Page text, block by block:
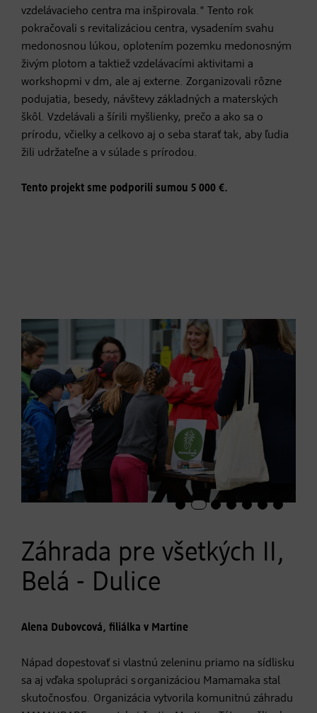
vzdelávacieho centra ma inšpirovala." Tento rok
pokračovali s revitalizáciou centra, vysadením svahu
medonosnou lúkou, oplotením pozemku medonosným
živým plotom a taktiež vzdelávacími aktivitami a
workshopmi v dm, ale aj externe. Zorganizovali rôzne
podujatia, besedy, návštevy základných a materských
škôl. Vzdelávali a šírili myšlienky, prečo a ako sa o
prírodu, včielky a celkovo aj o seba starať tak, aby ľudia
žili udržateľne a v súlade s prírodou.
Tento projekt sme podporili sumou 5 000 €.
Záhrada pre všetkých II,
Belá - Dulice
Alena Dubovcová, filiálka v Martine
Nápad dopestovať si vlastnú zeleninu priamo na sídlisku
sa aj vďaka spolupráci s organizáciou Mamamaka stal
skutočnosťou. Organizácia vytvorila komunitnú záhradu